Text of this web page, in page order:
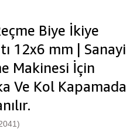
Biye İkiye
12x6 mm | Sanayi
Makinesi İçin
Ve Kol Kapamada